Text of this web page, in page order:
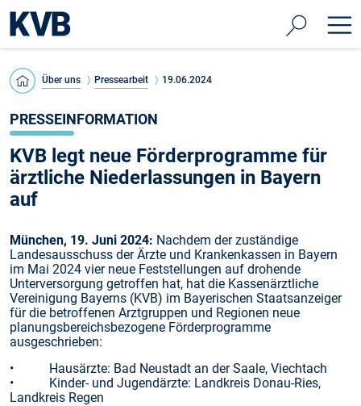
Über uns Pressearbeit 19.06.2024
PRESSEINFORMATION
KVB legt neue Förderprogramme für
ärztliche Niederlassungen in Bayern
auf
München, 19. Juni 2024: Nachdem der zuständige
Landesausschuss der Ärzte und Krankenkassen in Bayern
im Mai 2024 vier neue Feststellungen auf drohende
Unterversorgung getroffen hat, hat die Kassenärztliche
Vereinigung Bayerns (KVB) im Bayerischen Staatsanzeiger
für die betroffenen Arztgruppen und Regionen neue
planungsbereichsbezogene Förderprogramme
ausgeschrieben:
• Hausärzte: Bad Neustadt an der Saale, Viechtach
• Kinder- und Jugendärzte: Landkreis Donau-Ries,
Landkreis Regen